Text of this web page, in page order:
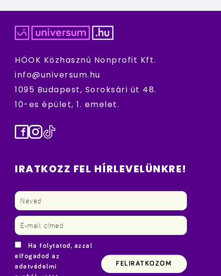
HÖOK Közhasznú Nonprofit Kft.
info@universum.hu
1095 Budapest, Soroksári út 48.
10-es épület, 1. emelet.
Facebook
Instagram
TikTok
IRATKOZZ FEL HÍRLEVELÜNKRE!
Ha folytatod, azzal
elfogadod az
adatvédelmi